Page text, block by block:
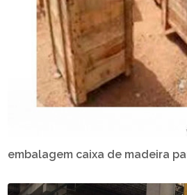
embalagem caixa de madeira